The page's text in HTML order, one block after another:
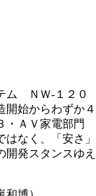
ム ＮＷ‐１２０
開始からわずか４
・ＡＶ家電部門
なく、「安さ」
開発スタンスゆえ